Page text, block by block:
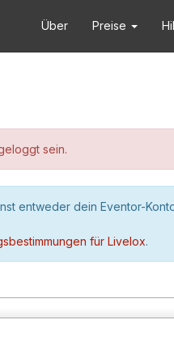
Über Preise
sein.
entweder dein Eventor-
für Livelox.